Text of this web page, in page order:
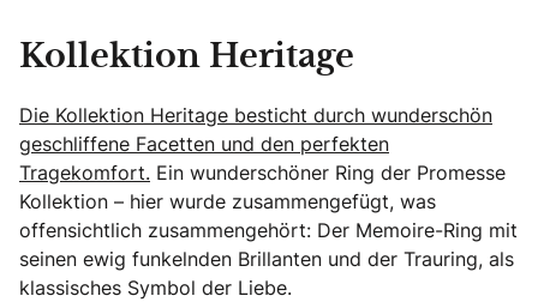
Kollektion Heritage
Die Kollektion Heritage besticht durch wunderschön
geschliffene Facetten und den perfekten
Tragekomfort. Ein wunderschöner Ring der Promesse
Kollektion – hier wurde zusammengefügt, was
offensichtlich zusammengehört: Der Memoire-Ring mit
seinen ewig funkelnden Brillanten und der Trauring, als
klassisches Symbol der Liebe.